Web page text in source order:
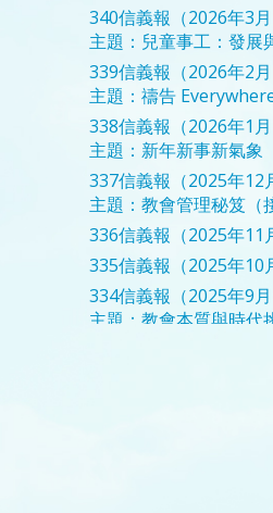
340信義報（2026年3月
主題：兒童事工：發展
339信義報（2026年2月
主題：禱告
338信義報（2026年1月
主題：新年新事新氣象
337信義報（2025年12
主題：教會管理秘笈（
336信義報（2025年11
335信義報（2025年10
334信義報（2025年9月
主題：教會本質與時代